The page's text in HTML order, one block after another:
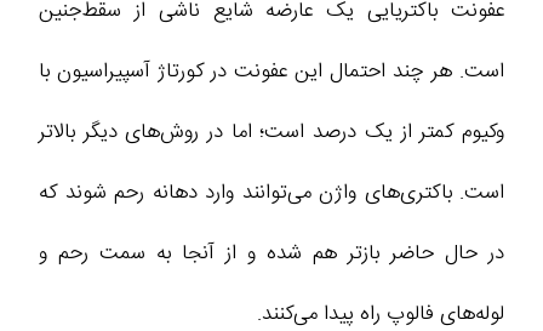
عفونت باکتریایی یک عارضه شایع ناشی از سقط‌جنین
است. هر چند احتمال این عفونت در کورتاژ آسپیراسیون با
وکیوم کمتر از یک درصد است؛ اما در روش‌های دیگر بالاتر
است. باکتری‌های واژن می‌توانند وارد دهانه رحم شوند که
در حال حاضر بازتر هم شده و از آنجا به سمت رحم و
لوله‌های فالوپ راه پیدا می‌کنند.